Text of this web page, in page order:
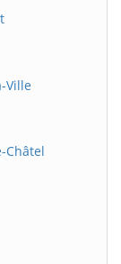
Ville
Châtel